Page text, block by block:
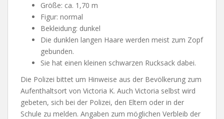
Größe: ca. 1,70 m
Figur: normal
Bekleidung: dunkel
Die dunklen langen Haare werden meist zum Zopf
gebunden.
Sie hat einen kleinen schwarzen Rucksack dabei.
Die Polizei bittet um Hinweise aus der Bevölkerung zum
Aufenthaltsort von Victoria K. Auch Victoria selbst wird
gebeten, sich bei der Polizei, den Eltern oder in der
Schule zu melden. Angaben zum möglichen Verbleib der